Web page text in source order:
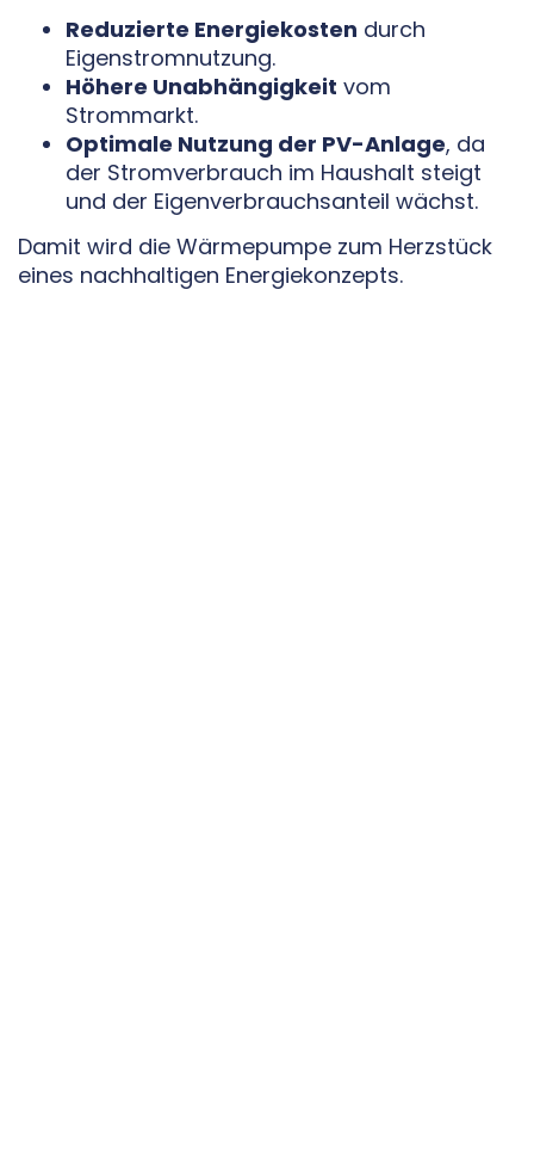
Reduzierte Energiekosten durch
Eigenstromnutzung.
Höhere Unabhängigkeit vom
Strommarkt.
Optimale Nutzung der PV-Anlage, da
der Stromverbrauch im Haushalt steigt
und der Eigenverbrauchsanteil wächst.
Damit wird die Wärmepumpe zum Herzstück
eines nachhaltigen Energiekonzepts.